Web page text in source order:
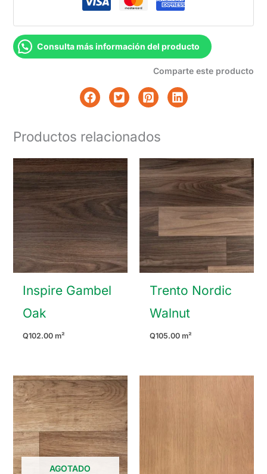
Consulta más información del producto
Comparte este producto
Productos relacionados
Inspire Gambel
Oak
Q102.00 m²
Trento Nordic
Walnut
Q105.00m²
AGOTADO